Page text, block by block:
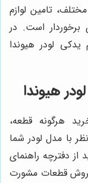
تامین لوازم
است. در
لودر هیوندا
هیوندا
هرگونه قطعه،
با مدل لودر شما
از دفترچه راهنمای
فروش قطعات مشورت